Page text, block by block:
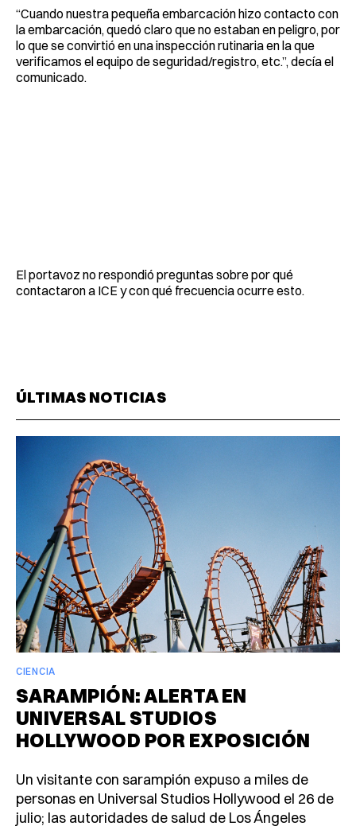
“Cuando nuestra pequeña embarcación hizo contacto con
la embarcación, quedó claro que no estaban en peligro, por
lo que se convirtió en una inspección rutinaria en la que
verificamos el equipo de seguridad/registro, etc.”, decía el
comunicado.
El portavoz no respondió preguntas sobre por qué
contactaron a ICE y con qué frecuencia ocurre esto.
ÚLTIMAS NOTICIAS
CIENCIA
SARAMPIÓN: ALERTA EN
UNIVERSAL STUDIOS
HOLLYWOOD POR EXPOSICIÓN
Un visitante con sarampión expuso a miles de
personas en Universal Studios Hollywood el 26 de
julio; las autoridades de salud de Los Ángeles